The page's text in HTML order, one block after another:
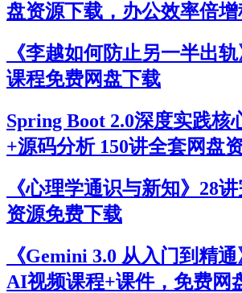
盘资源下载，办公效率倍
《李越如何防止另一半出
课程免费网盘下载
Spring Boot 2.0深度实践核
+源码分析 150讲全套网盘
《心理学通识与新知》28
资源免费下载
《Gemini 3.0 从入门到精
AI视频课程+课件，免费网